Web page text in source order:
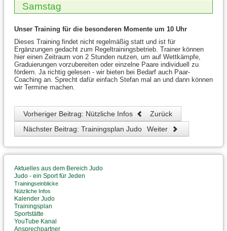
Samstag
Unser Training für die besonderen Momente um 10 Uhr
Dieses Training findet nicht regelmäßig statt und ist für
Ergänzungen gedacht zum Regeltrainingsbetrieb. Trainer können
hier einen Zeitraum von 2 Stunden nutzen, um auf Wettkämpfe,
Graduierungen vorzubereiten oder einzelne Paare individuell zu
fördern. Ja richtig gelesen - wir bieten bei Bedarf auch Paar-
Coaching an. Sprecht dafür einfach Stefan mal an und dann können
wir Termine machen.
Vorheriger Beitrag: Nützliche Infos
Zurück
Nächster Beitrag: Trainingsplan Judo
Weiter
Aktuelles aus dem Bereich Judo
Judo - ein Sport für Jeden
Trainingseinblicke
Nützliche Infos
Kalender Judo
Trainingsplan
Sportstätte
YouTube Kanal
Ansprechpartner